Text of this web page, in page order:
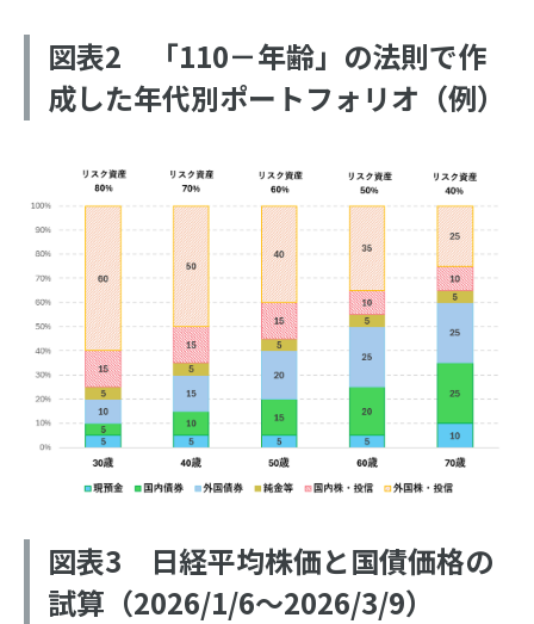
図表2 「110－年齢」の法則で作
成した年代別ポートフォリオ（例）
図表3 日経平均株価と国債価格の
試算（2026/1/6～2026/3/9）